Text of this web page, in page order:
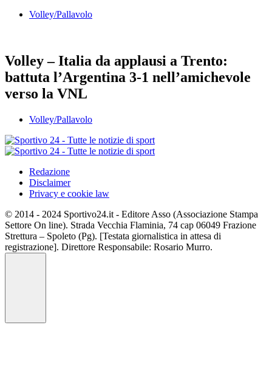
Volley/Pallavolo
Volley – Italia da applausi a Trento:
battuta l’Argentina 3-1 nell’amichevole
verso la VNL
Volley/Pallavolo
Redazione
Disclaimer
Privacy e cookie law
© 2014 - 2024 Sportivo24.it - Editore Asso (Associazione Stampa
Settore On line). Strada Vecchia Flaminia, 74 cap 06049 Frazione
Strettura – Spoleto (Pg). [Testata giornalistica in attesa di
registrazione]. Direttore Responsabile: Rosario Murro.